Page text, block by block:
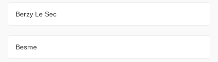
Berzy Le Sec
Besme